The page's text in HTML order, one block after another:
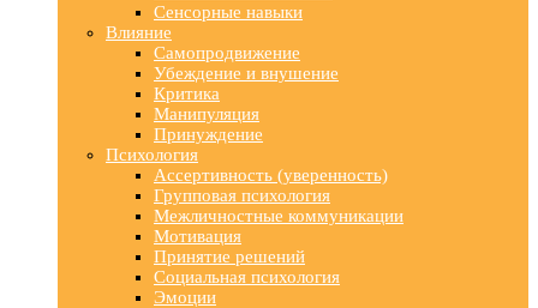
Сенсорные навыки
Влияние
Самопродвижение
Убеждение и внушение
Критика
Манипуляция
Принуждение
Психология
Ассертивность (уверенность)
Групповая психология
Межличностные коммуникации
Мотивация
Принятие решений
Социальная психология
Эмоции